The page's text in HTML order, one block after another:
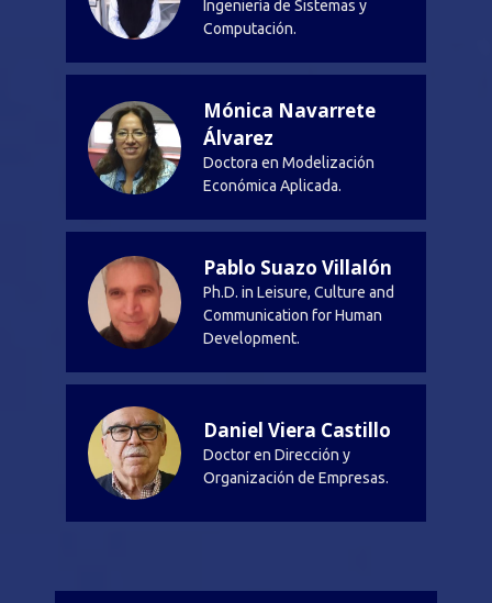
Ingeniería de Sistemas y
Computación.
Mónica Navarrete
Álvarez
Doctora en Modelización
Económica Aplicada.
Pablo Suazo Villalón
Ph.D. in Leisure, Culture and
Communication for Human
Development.
Daniel Viera Castillo
Doctor en Dirección y
Organización de Empresas.